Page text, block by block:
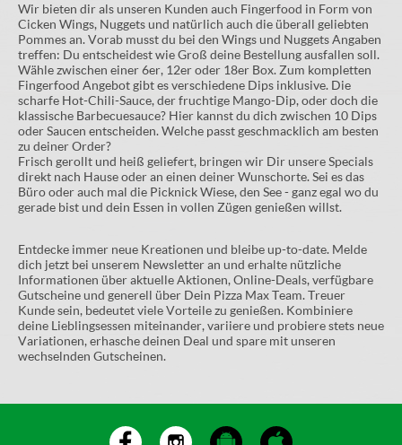
Wir bieten dir als unseren Kunden auch Fingerfood in Form von
Cicken Wings, Nuggets und natürlich auch die überall geliebten
Pommes an. Vorab musst du bei den Wings und Nuggets Angaben
treffen: Du entscheidest wie Groß deine Bestellung ausfallen soll.
Wähle zwischen einer 6er, 12er oder 18er Box. Zum kompletten
Fingerfood Angebot gibt es verschiedene Dips inklusive. Die
scharfe Hot-Chili-Sauce, der fruchtige Mango-Dip, oder doch die
klassische Barbecuesauce? Hier kannst du dich zwischen 10 Dips
oder Saucen entscheiden. Welche passt geschmacklich am besten
zu deiner Order?
Frisch gerollt und heiß geliefert, bringen wir Dir unsere Specials
direkt nach Hause oder an einen deiner Wunschorte. Sei es das
Büro oder auch mal die Picknick Wiese, den See - ganz egal wo du
gerade bist und dein Essen in vollen Zügen genießen willst.
Entdecke immer neue Kreationen und bleibe up-to-date. Melde
dich jetzt bei unserem Newsletter an und erhalte nützliche
Informationen über aktuelle Aktionen, Online-Deals, verfügbare
Gutscheine und generell über Dein Pizza Max Team. Treuer
Kunde sein, bedeutet viele Vorteile zu genießen. Kombiniere
deine Lieblingsessen miteinander, variiere und probiere stets neue
Variationen, erhasche deinen Deal und spare mit unseren
wechselnden Gutscheinen.